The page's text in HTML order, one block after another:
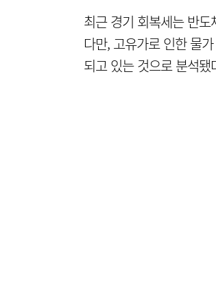
최근 경기 회복세는 반
다만, 고유가로 인한 물
되고 있는 것으로 분석됐